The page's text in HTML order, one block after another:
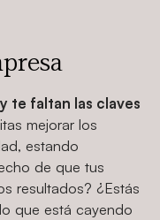
te faltan las claves
mejorar los
estando
de que tus
resultados? ¿Estás
que está cayendo